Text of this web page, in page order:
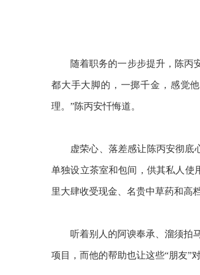
随着职务的一步步提升，陈丙
都大手大脚的，一掷千金，感觉
理。”陈丙安忏悔道。
虚荣心、落差感让陈丙安彻底
单独设立茶室和包间，供其私人使
里大肆收受现金、名贵中草药和高
听着别人的阿谀奉承、溜须拍
项目，而他的帮助也让这些“朋友”